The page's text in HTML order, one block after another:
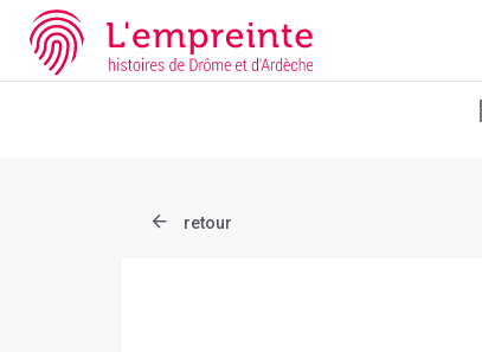
Array ( [slug] => document [ref] => B263626101_CP903 )
retour